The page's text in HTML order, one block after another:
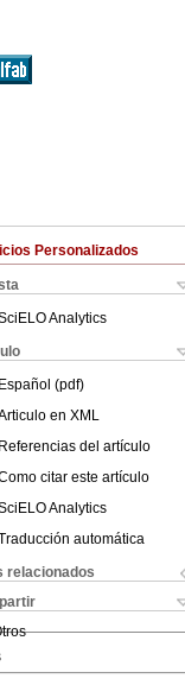
Personalizados
Analytics
Español (pdf)
en XML
Referencias del artículo
citar este artículo
Analytics
automática
relacionados